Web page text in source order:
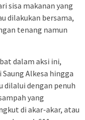
sisa makanan yang
dilakukan bersama,
tenang namun
dalam aksi ini,
Alkesa hingga
dilalui dengan penuh
yang
di akar-akar, atau